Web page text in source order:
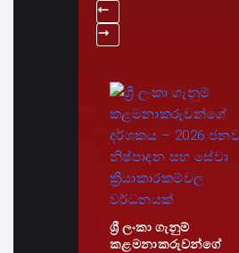
ශ්‍රී ලංකා ගැනුම්
කළමනාකරුවන්ගේ